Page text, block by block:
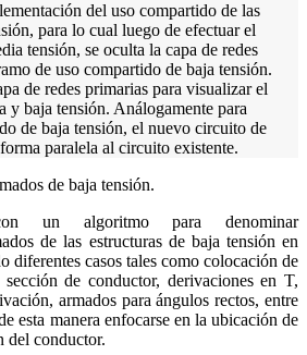
del uso compartido de las
para lo cual luego de efectuar el
tensión, se oculta la capa de redes
de uso compartido de baja tensión.
de redes primarias para visualizar el
y baja tensión. Análogamente para
de baja tensión, el nuevo circuito de
paralela al circuito existente.
de baja tensión.
un algoritmo para denominar
de las estructuras de baja tensión en
diferentes casos tales como colocación de
de conductor, derivaciones en T,
armados para ángulos rectos, entre
esta manera enfocarse en la ubicación de
del conductor.